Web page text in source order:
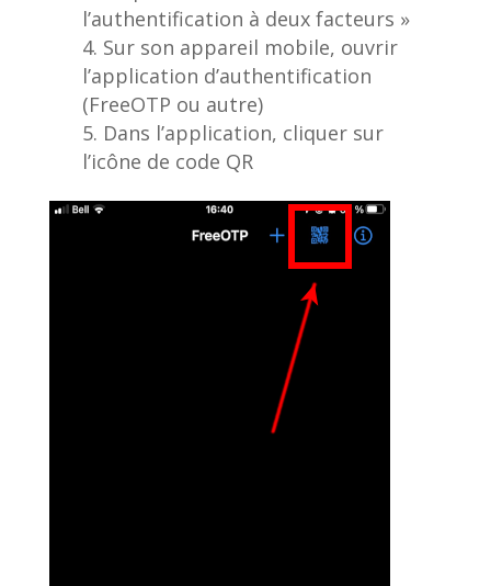
l’authentification à deux facteurs »
Sur son appareil mobile, ouvrir
l’application d’authentification
(FreeOTP ou autre)
Dans l’application, cliquer sur
l’icône de code QR